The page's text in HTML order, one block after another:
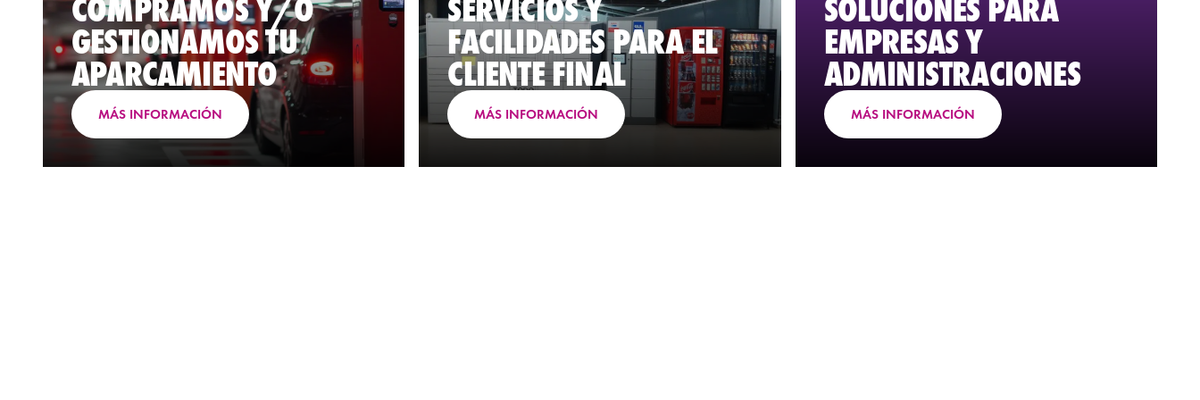
COMPRAMOS Y/O
GESTIONAMOS TU
APARCAMIENTO
MÁS INFORMACIÓN
SERVICIOS Y
FACILIDADES PARA EL
CLIENTE FINAL
MÁS INFORMACIÓN
SOLUCIONES PARA
EMPRESAS Y
ADMINISTRACIONES
MÁS INFORMACIÓN